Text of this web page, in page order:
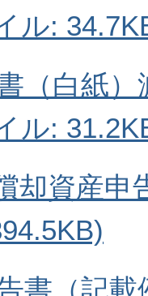
ル:
（白紙）
ル:
却資産申
書（記